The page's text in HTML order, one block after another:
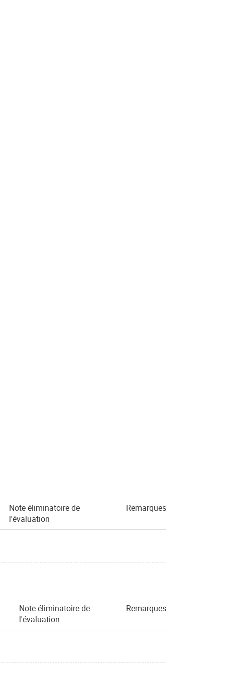
Note éliminatoire de
l'évaluation
Remarques
Note éliminatoire de
l'évaluation
Remarques